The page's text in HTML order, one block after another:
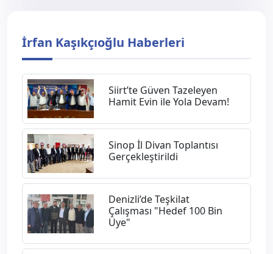
İrfan Kaşıkçıoğlu Haberleri
Siirt’te Güven Tazeleyen
Hamit Evin ile Yola Devam!
Sinop İl Divan Toplantısı
Gerçekleştirildi
Denizli’de Teşkilat
Çalışması "Hedef 100 Bin
Üye"